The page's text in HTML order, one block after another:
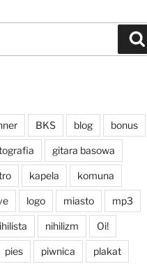
BKS blog bonus
gitara basowa
kapela komuna
logo miasto mp3
nihilizm Oi!
pies piwnica plakat